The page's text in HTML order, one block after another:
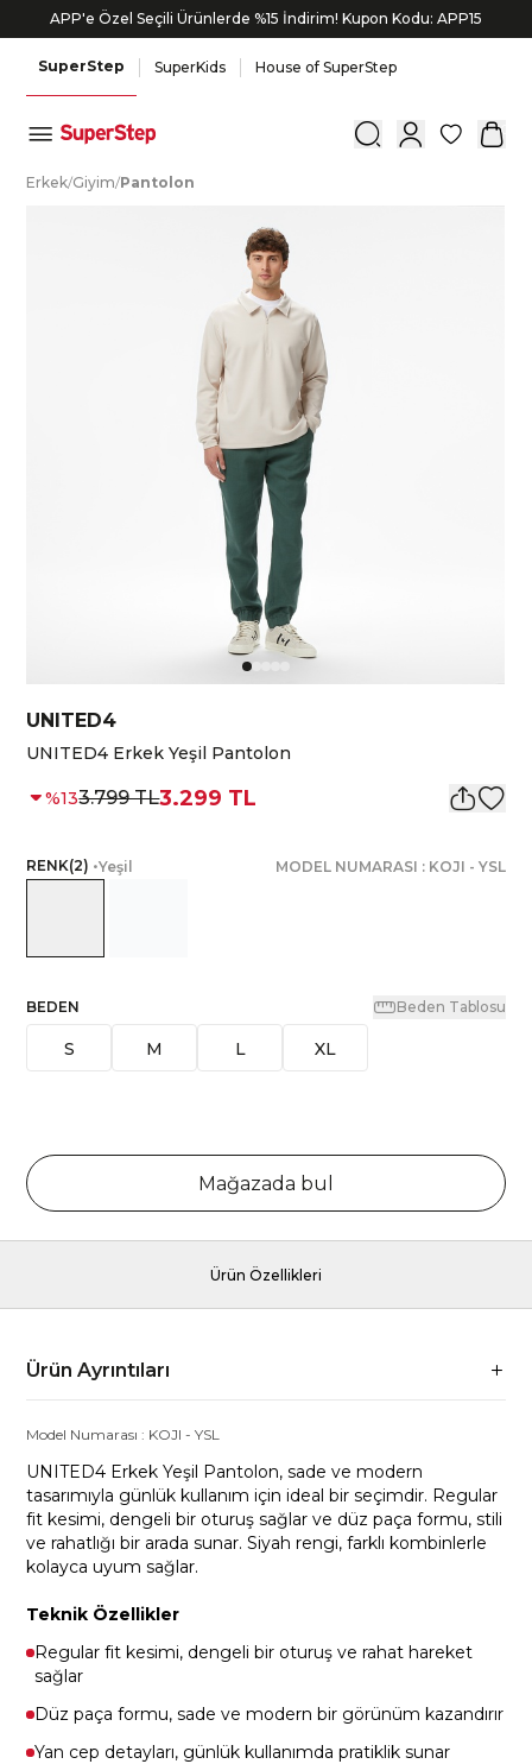
APP'e Özel Seçili Ürünlerde %15 İndirim! Kupon Kodu: APP15
SuperStep SuperKids House of SuperStep
0
Erkek/Giyim/Pantolon
UNITED4
UNITED4 Erkek Yeşil Pantolon
%133.799 TL3.299 TL
RENK(2) •Yeşil MODEL NUMARASI : KOJI - YSL
BEDEN Beden Tablosu
S M L XL
Mağazada bul
Ürün Özellikleri
Ürün Ayrıntıları
Model Numarası : KOJI -YSL
UNITED4 Erkek Yeşil Pantolon, sade ve modern
tasarımıyla günlük kullanım için ideal bir seçimdir. Regular
fit kesimi, dengeli bir oturuş sağlar ve düz paça formu, stili
ve rahatlığı bir arada sunar. Siyah rengi, farklı kombinlerle
kolayca uyum sağlar.
Teknik Özellikler
Regular fit kesimi, dengeli bir oturuş ve rahat hareket
sağlar
Düz paça formu, sade ve modern bir görünüm kazandırır
Yan cep detayları, günlük kullanımda pratiklik sunar